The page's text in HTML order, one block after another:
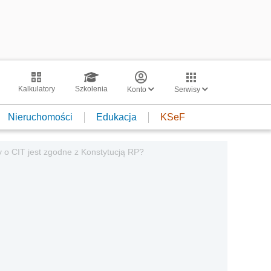
Kalkulatory Szkolenia Konto Serwisy
Nieruchomości Edukacja KSeF
o CIT jest zgodne z Konstytucją RP?